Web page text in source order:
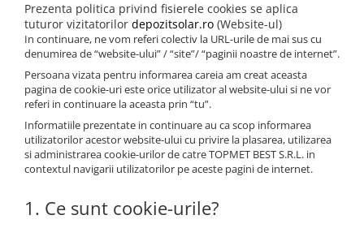
Baterii Leapton
Baterii Pylontech
Baterii Comerciale &
Industriale(C&I BESS)
Prezenta politica privind fisierele cookies se aplica
tuturor vizitatorilor depozitsolar.ro (Website-ul)
In continuare, ne vom referi colectiv la URL-urile de mai sus cu
denumirea de “website-ului” / “site”/ “paginii noastre de internet”.
Persoana vizata pentru informarea careia am creat aceasta
pagina de cookie-uri este orice utilizator al website-ului si ne vor
referi in continuare la aceasta prin “tu”.
Informatiile prezentate in continuare au ca scop informarea
utilizatorilor acestor website-ului cu privire la plasarea, utilizarea
si administrarea cookie-urilor de catre TOPMET BEST S.R.L. in
contextul navigarii utilizatorilor pe aceste pagini de internet.
1. Ce sunt cookie-urile?